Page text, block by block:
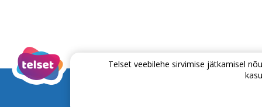
Telset veebilehe sirvimise jätkamisel